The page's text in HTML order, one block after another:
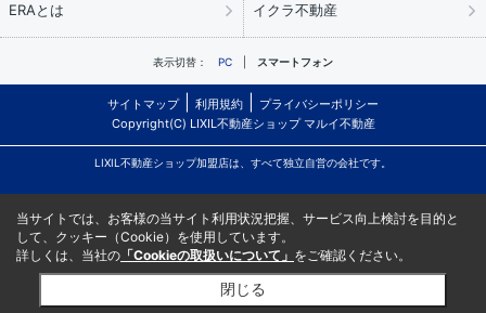
ERAとは イクラ不動産
表示切替： PC スマートフォン
サイトマップ 利用規約
プライバシーポリシー
Copyright(C) LIXIL不動産ショップ マルイ不動産
LIXIL不動産ショップ加盟店は、すべて独立自営の会社です。
当サイトでは、お客様の当サイト利用状況把握、サービス向上検討を目的と
して、クッキー（Cookie）を使用しています。
詳しくは、当社の 「Cookieの取扱いについて」 をご確認ください。
閉じる